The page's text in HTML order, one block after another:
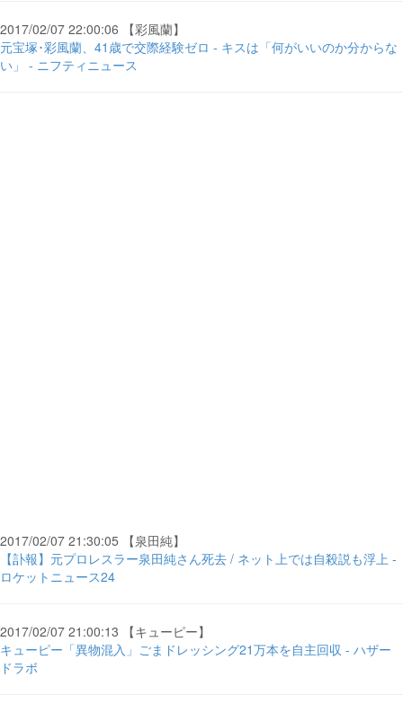
2017/02/07 22:00:06 【彩風蘭】
元宝塚･彩風蘭、41歳で交際経験ゼロ - キスは「何がいいのか分からな
い」 - ニフティニュース
2017/02/07 21:30:05 【泉田純】
【訃報】元プロレスラー泉田純さん死去 / ネット上では自殺説も浮上 -
ロケットニュース24
2017/02/07 21:00:13 【キューピー】
キューピー「異物混入」ごまドレッシング21万本を自主回収 - ハザー
ドラボ